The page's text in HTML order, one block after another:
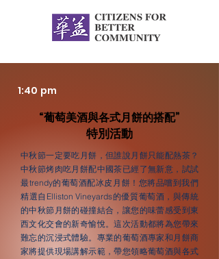
1:40 pm
“葡萄美酒與各式月餅的搭配”
特別活動
中秋節一定要吃月餅，但誰說月餅只能配熱茶？
中秋節烤肉吃月餅配中國茶已經了無新意，試試
最trendy的葡萄酒配冰皮月餅！您將品嚐到我們
精選自Elliston Vineyards的優質葡萄酒，與傳統
的中秋節月餅的碰撞結合，讓您的味蕾感受到東
西文化交會的新奇愉悅。這次活動都將為您帶來
難忘的沉浸式體驗。專業的葡萄酒專家和月餅商
家將提供現場講解示範，帶您領略葡萄酒與各式